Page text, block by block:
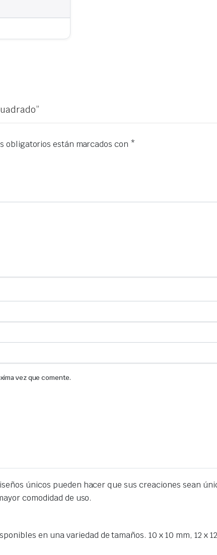
obligatorios están marcados con *
vez que comente.
únicos pueden hacer que sus creaciones sean
comodidad de uso.
en una variedad de tamaños. 10 x 10 mm, 12 x